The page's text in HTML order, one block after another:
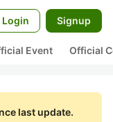
Login Signup
Event Official
last update.